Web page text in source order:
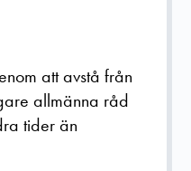
att avstå från
allmänna råd
tider än